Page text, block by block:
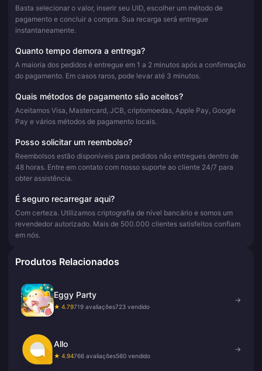
Basta selecionar o valor, inserir seu UID, escolher um método de
pagamento e concluir a compra. Sua recarga será entregue
instantaneamente.
Quanto tempo demora a entrega?
A maioria dos pedidos é entregue em 1 a 2 minutos após a confirmação
do pagamento. Em casos raros, pode levar até 3 minutos.
Quais métodos de pagamento são aceitos?
Aceitamos Visa, Mastercard, JCB, criptomoedas, Apple Pay, Google
Pay e vários métodos de pagamento locais.
Posso solicitar um reembolso?
Reembolsos estão disponíveis para pedidos não entregues dentro de
48 horas. Entre em contato com nosso suporte ao cliente 24/7 para
obter assistência.
É seguro recarregar aqui?
Com certeza. Utilizamos criptografia de nível bancário e somos um
revendedor autorizado. Mais de 500.000 clientes satisfeitos confiam
em nós.
Produtos Relacionados
Eggy Party
★ 4.79719 avaliações723 vendido
→
Allo
★ 4.94766 avaliações560 vendido
→